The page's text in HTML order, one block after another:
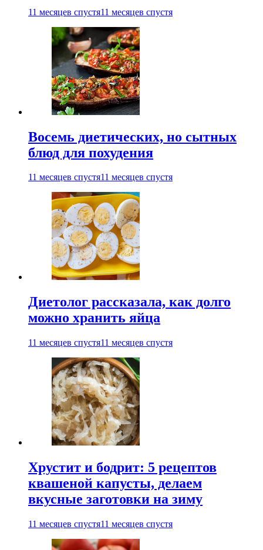
11 месяцев спустя11 месяцев спустя
Восемь диетических, но сытных
блюд для похудения
11 месяцев спустя11 месяцев спустя
Диетолог рассказала, как долго
можно хранить яйца
11 месяцев спустя11 месяцев спустя
Хрустит и бодрит: 5 рецептов
квашеной капусты, делаем
вкусные заготовки на зиму
11 месяцев спустя11 месяцев спустя